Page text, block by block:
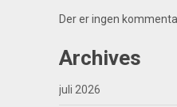
Der er ingen
Archives
juli 2026